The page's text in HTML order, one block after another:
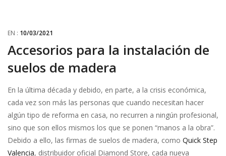
EN : 10/03/2021
Accesorios para la instalación de
suelos de madera
En la última década y debido, en parte, a la crisis económica,
cada vez son más las personas que cuando necesitan hacer
algún tipo de reforma en casa, no recurren a ningún profesional,
sino que son ellos mismos los que se ponen “manos a la obra”.
Debido a ello, las firmas de suelos de madera, como Quick Step
Valencia, distribuidor oficial Diamond Store, cada nueva